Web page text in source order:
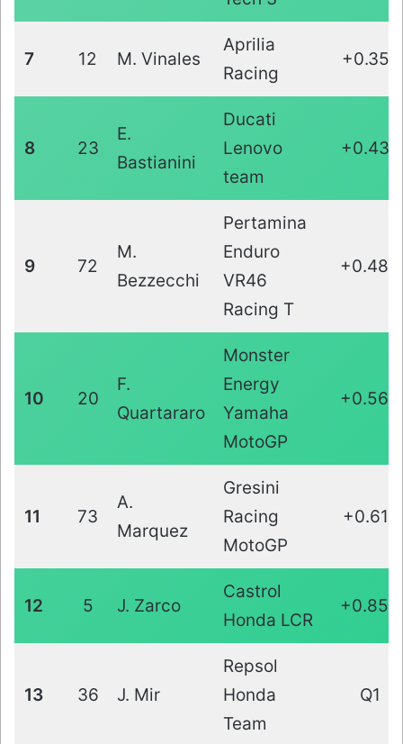
7 12 M. Vinales
Aprilia
Racing
+0.351
8 23
E.
Bastianini
Ducati
Lenovo
team
+0.437
9 72
M.
Bezzecchi
Pertamina
Enduro
VR46
Racing T
+0.480
10 20
F.
Quartararo
Monster
Energy
Yamaha
MotoGP
+0.568
11 73
A.
Marquez
Gresini
Racing
MotoGP
+0.611
12 5 J. Zarco
Castrol
Honda LCR
+0.853
13 36 J. Mir
Repsol
Honda
Team
Q1